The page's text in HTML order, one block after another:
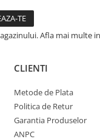
Afla mai multe in
CLIENTI
Metode de Plata
Politica de Retur
Garantia Produselor
ANPC